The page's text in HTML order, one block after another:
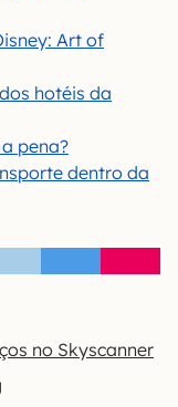
Art of
hotéis da
pena?
dentro da
no Skyscanner